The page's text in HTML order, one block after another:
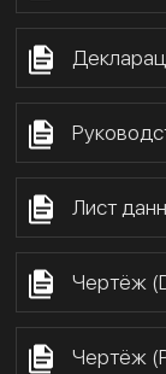
Лист
Чертёж
Чертёж